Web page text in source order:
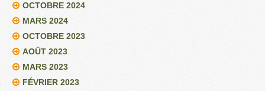
OCTOBRE 2024
MARS 2024
OCTOBRE 2023
AOÛT 2023
MARS 2023
FÉVRIER 2023